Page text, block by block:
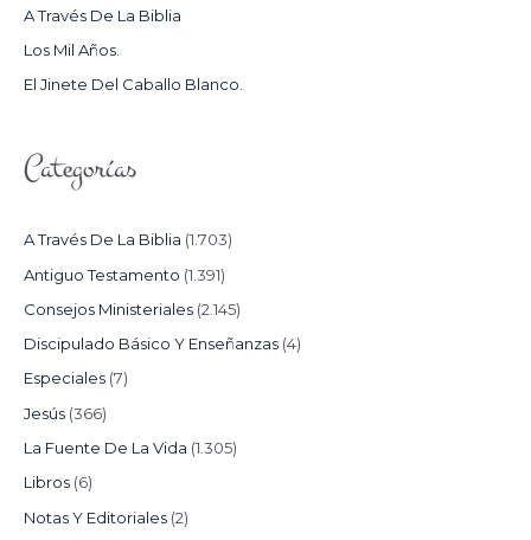
R
:
A Través De La Biblia
Los Mil Años.
El Jinete Del Caballo Blanco.
Categorías
A Través De La Biblia (1.703)
Antiguo Testamento (1.391)
Consejos Ministeriales (2.145)
Discipulado Básico Y Enseñanzas (4)
Especiales (7)
Jesús (366)
La Fuente De La Vida (1.305)
Libros (6)
Notas Y Editoriales (2)